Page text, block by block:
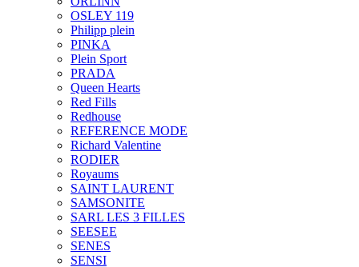
OSLEY 119
Philipp plein
PINKA
Plein Sport
PRADA
Queen Hearts
Red Fills
Redhouse
REFERENCE MODE
Richard Valentine
RODIER
Royaums
SAINT LAURENT
SAMSONITE
SARL LES 3 FILLES
SEESEE
SENES
SENSI